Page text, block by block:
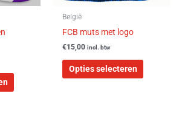
België
FCB muts met logo
€15,00 incl. btw
Opties selecteren